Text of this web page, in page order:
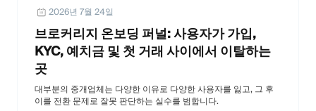
2026년 7월 24일
브로커리지 온보딩 퍼널: 사용자가 가입,
KYC, 예치금 및 첫 거래 사이에서 이탈하는
곳
대부분의 중개업체는 다양한 이유로 다양한 사용자를 잃고, 그 후
이를 전환 문제로 잘못 판단하는 실수를 범합니다.